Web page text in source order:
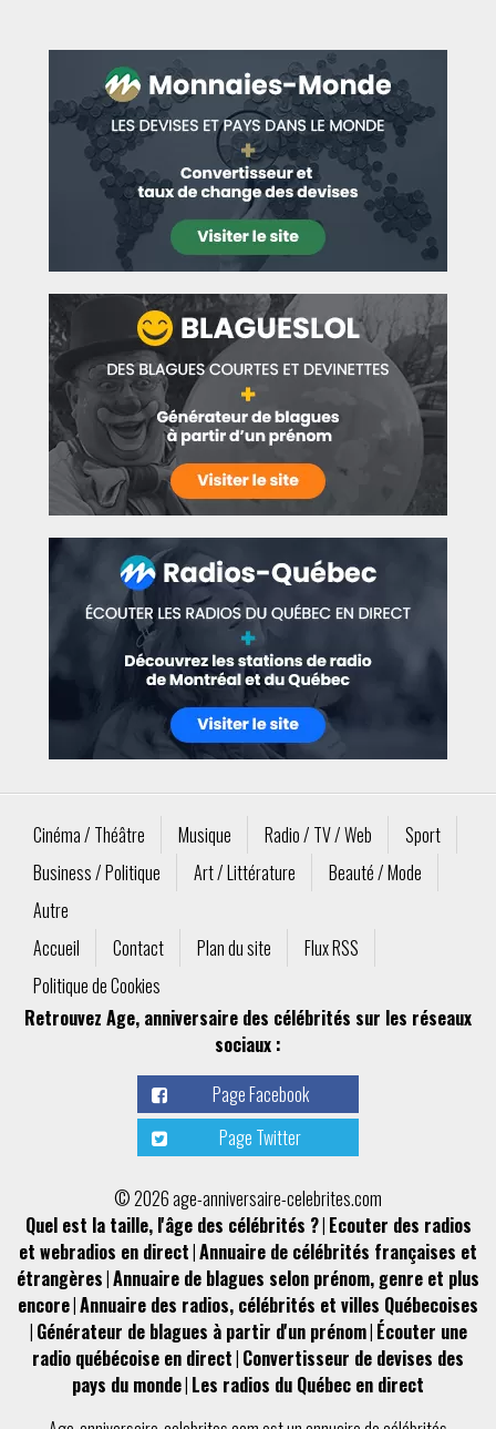
Cinéma / Théâtre Musique Radio / TV / Web
Sport
Business / Politique
Art / Littérature
Beauté / Mode
Autre
Accueil
Contact Plan du site
Flux RSS
Politique de Cookies
Retrouvez Age, anniversaire des célébrités sur les réseaux
sociaux :
Page Facebook
Page Twitter
© 2026 age-anniversaire-celebrites.com
Quel est la taille, l'âge des célébrités ?| Ecouter des radios
et webradios en direct|Annuaire de célébrités françaises et
étrangères|Annuaire de blagues selon prénom, genre et plus
encore|Annuaire des radios, célébrités et villes Québecoises
| Générateur de blagues à partir d'un prénom| Écouter une
radio québécoise en direct| Convertisseur de devises des
pays du monde| Les radios du Québec en direct